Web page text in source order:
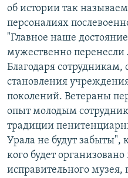
об истории так
персоналиях
"Главное наше
мужественно
Благодаря сотрудникам,
становления
поколений. Ветераны
опыт молодым
традиции
Урала не будут забыты",
кого будет
исправительного музея,